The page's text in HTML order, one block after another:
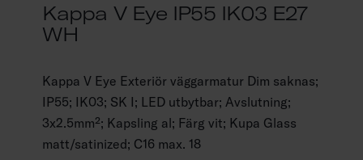
Kappa V Eye IP55 IK03 E27
WH
Kappa V Eye Exteriör väggarmatur Dim saknas;
IP55; IK03; SK I; LED utbytbar; Avslutning;
3x2.5mm²; Kapsling al; Färg vit; Kupa Glass
matt/satinized; C16 max. 18